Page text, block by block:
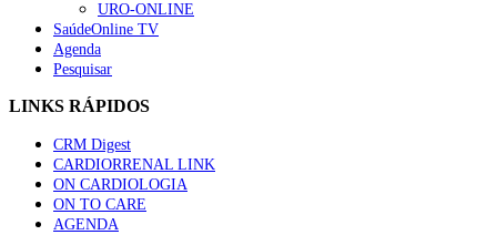
“Os programas de rastreio do cancro do pulmão são
custo-efetivos e representam um investimento
sustentável para os sistemas de saúde”
94 visualizações
Quase quatro em cada dez doentes com enfarte
apresentavam níveis elevados de Lp(a), revela estudo
88 visualizações
URO-ONLINE
SaúdeOnline TV
Agenda
Pesquisar
LINKS RÁPIDOS
CRM Digest
CARDIORRENAL LINK
ON CARDIOLOGIA
ON TO CARE
AGENDA